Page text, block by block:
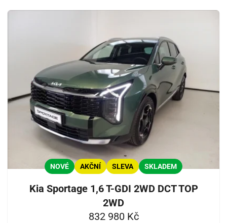
NOVÉ AKČNÍ SLEVA SKLADEM
Kia Sportage 1,6 T-GDI 2WD DCT TOP
2WD
832 980 Kč